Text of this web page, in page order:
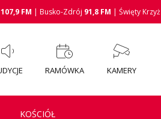
107,9 FM | Busko-Zdrój 91,8 FM | Święty Krzyż
RAMÓWKA KAMERY
KOŚCIÓŁ